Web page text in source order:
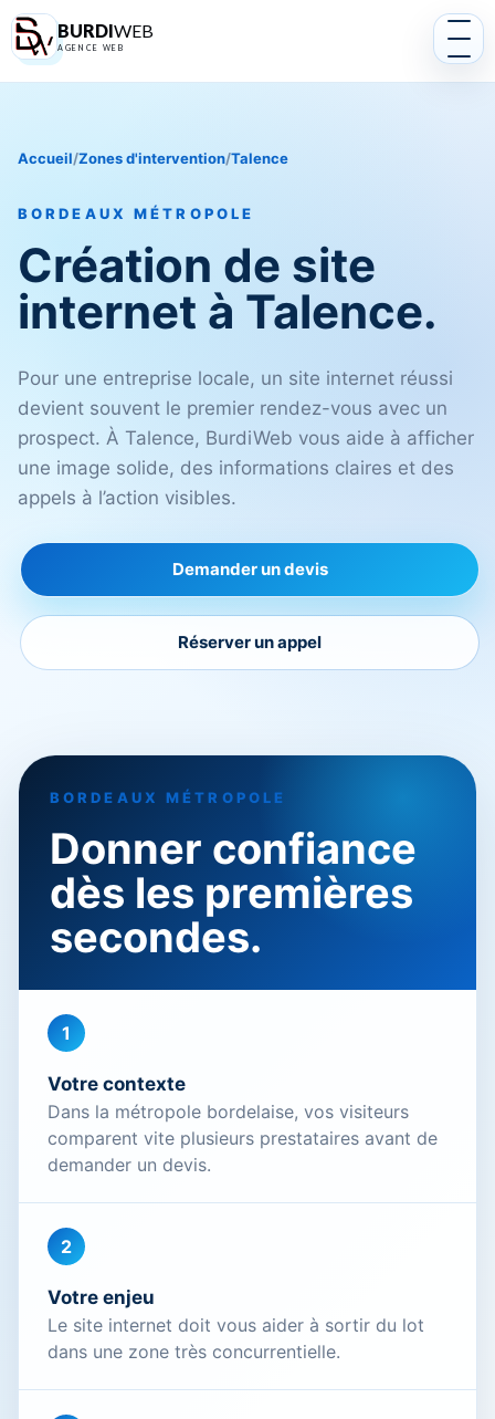
BURDIWEB
AGENCE WEB
Accueil/Zones d'intervention/Talence
BORDEAUX MÉTROPOLE
Création de site
internet à Talence.
Pour une entreprise locale, un site internet réussi
devient souvent le premier rendez-vous avec un
prospect. À Talence, BurdiWeb vous aide à afficher
une image solide, des informations claires et des
appels à l’action visibles.
Demander un devis
Réserver un appel
BORDEAUX MÉTROPOLE
Donner confiance
dès les premières
secondes.
1
Votre contexte
Dans la métropole bordelaise, vos visiteurs
comparent vite plusieurs prestataires avant de
demander un devis.
2
Votre enjeu
Le site internet doit vous aider à sortir du lot
dans une zone très concurrentielle.